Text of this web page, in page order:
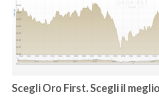
Scegli Oro First. Scegli il